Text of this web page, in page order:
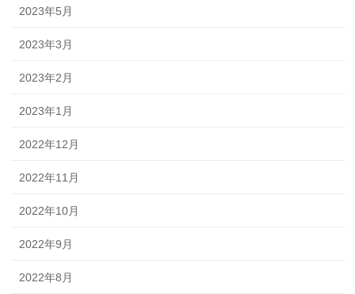
2023年5月
2023年3月
2023年2月
2023年1月
2022年12月
2022年11月
2022年10月
2022年9月
2022年8月